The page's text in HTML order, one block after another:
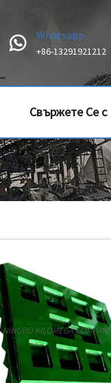
Whatsapp
+86-13291921212
Свържете Се с
Нас